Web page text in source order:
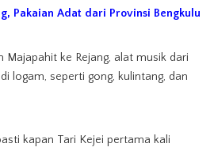
Pakaian Adat dari Provinsi Bengkulu
Majapahit ke Rejang, alat musik dari
logam, seperti gong, kulintang, dan
kapan Tari Kejei pertama kali